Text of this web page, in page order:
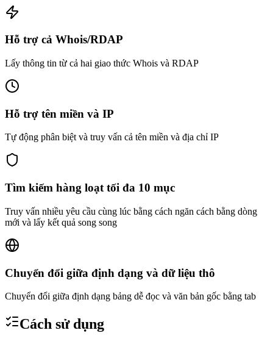
Hỗ trợ cả Whois/RDAP
Lấy thông tin từ cả hai giao thức Whois và RDAP
Hỗ trợ tên miền và IP
Tự động phân biệt và truy vấn cả tên miền và địa chỉ IP
Tìm kiếm hàng loạt tối đa 10 mục
Truy vấn nhiều yêu cầu cùng lúc bằng cách ngăn cách bằng dòng
mới và lấy kết quả song song
Chuyển đổi giữa định dạng và dữ liệu thô
Chuyển đổi giữa định dạng bảng dễ đọc và văn bản gốc bằng tab
Cách sử dụng